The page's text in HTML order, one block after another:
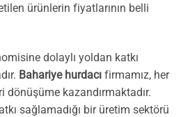
ürünlerin fiyatlarının belli
dolaylı yoldan katkı
Bahariye hurdacı firmamız, her
dönüşüme kazandırmaktadır.
sağlamadığı bir üretim sektörü